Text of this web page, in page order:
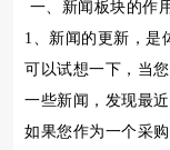
一、新闻板块的作
1、新闻的更新，是
可以试想一下，当
一些新闻，发现最
如果您作为一个采